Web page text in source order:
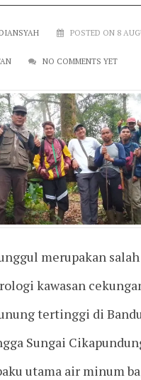
POSTED ON 8
NO COMMENTS YET
merupakan salah
kawasan
tertinggi di
Sungai
utama air minum